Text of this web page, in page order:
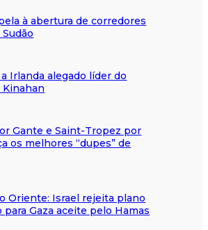
à abertura de corredores
Irlanda alegado líder do
Gante e Saint-Tropez por
os melhores “dupes” de
Oriente: Israel rejeita plano
Gaza aceite pelo Hamas